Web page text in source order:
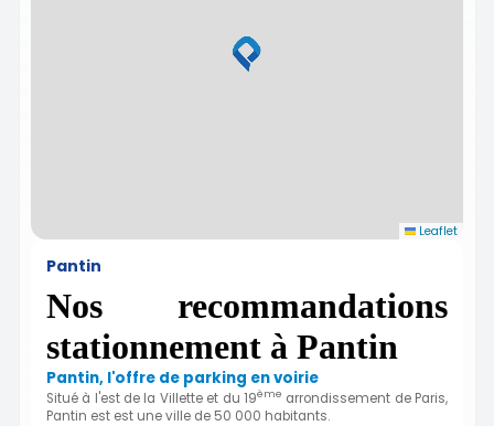
Leaflet
Pantin
Nos recommandations
stationnement à Pantin
Pantin, l'offre de parking en voirie
Situé à l'est de la Villette et du 19ème arrondissement de Paris,
Pantin est est une ville de 50 000 habitants.